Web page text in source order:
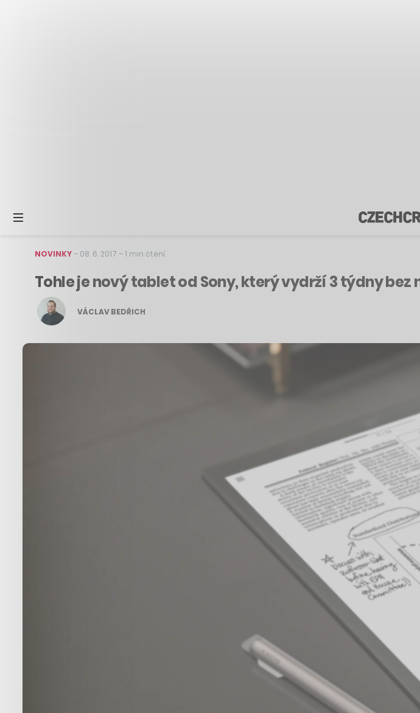
NOVINKY– 08. 6. 2017 –1 min čtení
Tohle je nový tablet od Sony, který vydrží 3 týdny
VÁCLAV BEDŘICH